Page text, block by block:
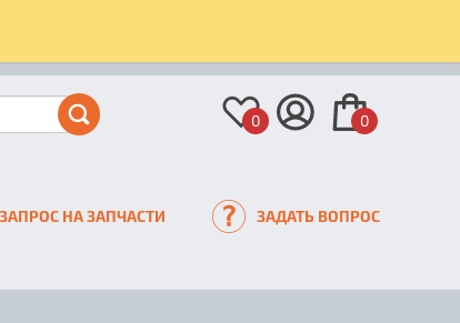
0 0
ЗАПРОС НА ЗАПЧАСТИ ЗАДАТЬ ВОПРОС